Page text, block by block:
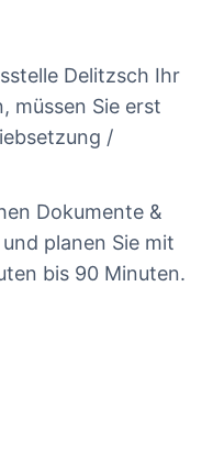
Delitzsch Ihr
müssen Sie erst
/
Dokumente &
planen Sie mit
bis 90 Minuten.